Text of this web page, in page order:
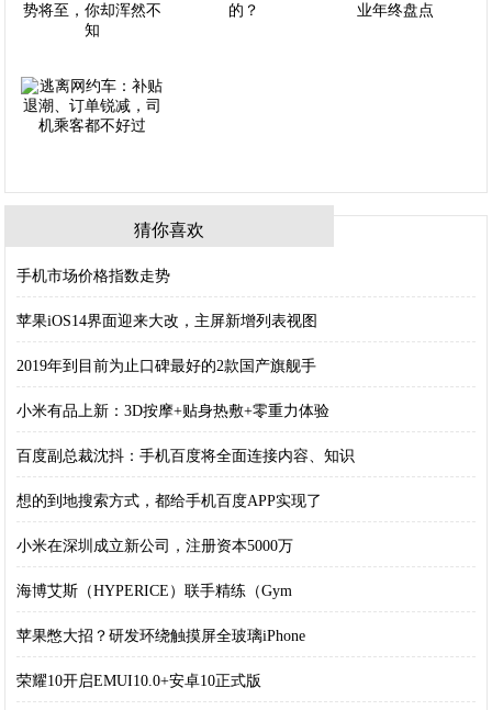
猜你喜欢
手机市场价格指数走势
苹果iOS14界面迎来大改，主屏新增列表视图
2019年到目前为止口碑最好的2款国产旗舰手
小米有品上新：3D按摩+贴身热敷+零重力体验
百度副总裁沈抖：手机百度将全面连接内容、知识
想的到地搜索方式，都给手机百度APP实现了
小米在深圳成立新公司，注册资本5000万
海博艾斯（HYPERICE）联手精练（Gym
苹果憋大招？研发环绕触摸屏全玻璃iPhone
荣耀10开启EMUI10.0+安卓10正式版